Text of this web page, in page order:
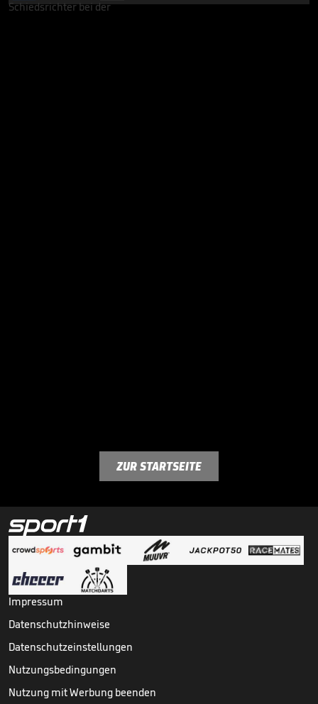
ZUR STARTSEITE
Impressum
Datenschutzhinweise
Datenschutzeinstellungen
Nutzungsbedingungen
Nutzung mit Werbung beenden